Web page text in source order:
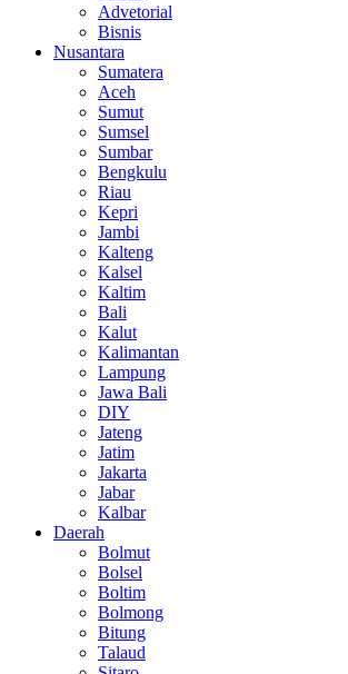
Advetorial
Bisnis
Nusantara
Sumatera
Aceh
Sumut
Sumsel
Sumbar
Bengkulu
Riau
Kepri
Jambi
Kalteng
Kalsel
Kaltim
Bali
Kalut
Kalimantan
Lampung
Jawa Bali
DIY
Jateng
Jatim
Jakarta
Jabar
Kalbar
Daerah
Bolmut
Bolsel
Boltim
Bolmong
Bitung
Talaud